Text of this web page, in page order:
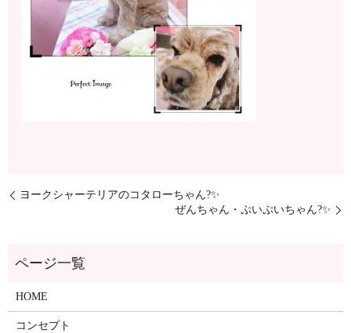
ヨークシャーテリアのコタローちゃん?✨
ぜんちゃん・ぷいぷいちゃん?✨
ページ一覧
HOME
コンセプト